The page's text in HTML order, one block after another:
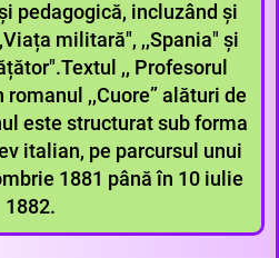
pedagogică, incluzând și
militară", ,,Spania" și
,, Profesorul
romanul ,,Cuore” alături de
este structurat sub forma
italian, pe parcursul unui
1881 până în 10 iulie
1882.